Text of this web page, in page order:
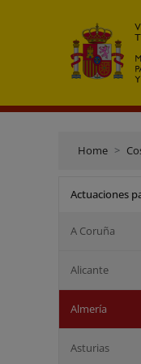
Home
Actuaciones
A Coruña
Alicante
Almería
Asturias